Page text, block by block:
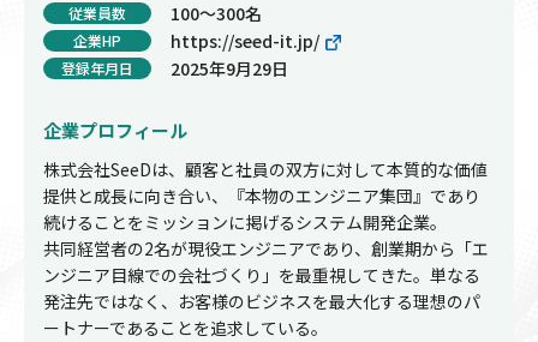
従業員数 100～300名
企業HP https://seed-it.jp/
登録年月日 2025年9月29日
企業プロフィール
株式会社SeeDは、顧客と社員の双方に対して本質的な価値
提供と成長に向き合い、『本物のエンジニア集団』であり
続けることをミッションに掲げるシステム開発企業。
共同経営者の2名が現役エンジニアであり、創業期から「エ
ンジニア目線での会社づくり」を最重視してきた。単なる
発注先ではなく、お客様のビジネスを最大化する理想のパ
ートナーであることを追求している。